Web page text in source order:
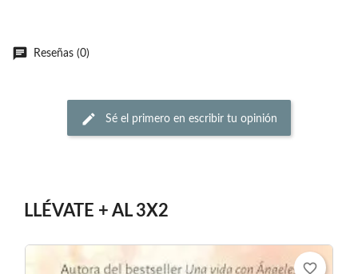
Reseñas (0)
Sé el primero en escribir tu opinión
LLÉVATE + AL 3X2
favorite_border